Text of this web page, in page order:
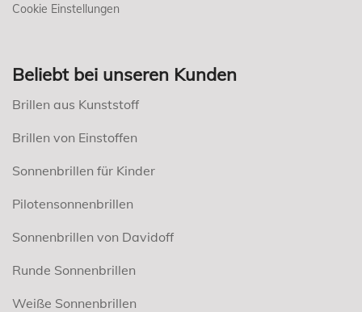
Cookie Einstellungen
Beliebt bei unseren Kunden
Brillen aus Kunststoff
Brillen von Einstoffen
Sonnenbrillen für Kinder
Pilotensonnenbrillen
Sonnenbrillen von Davidoff
Runde Sonnenbrillen
Weiße Sonnenbrillen